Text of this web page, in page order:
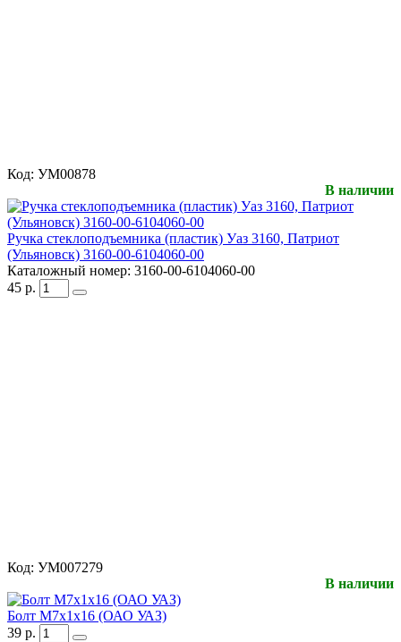
Код: УМ00878
В наличии
Ручка стеклоподъемника (пластик) Уаз 3160, Патриот
(Ульяновск) 3160-00-6104060-00
Каталожный номер: 3160-00-6104060-00
45 р.
Код: УМ007279
В наличии
Болт М7х1х16 (ОАО УАЗ)
39 р.